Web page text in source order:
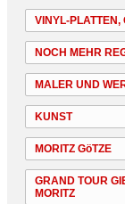
VINYL-PLATTEN,
NOCH MEHR
MALER UND
KUNST
MORITZ GöTZE
GRAND TOUR
MORITZ